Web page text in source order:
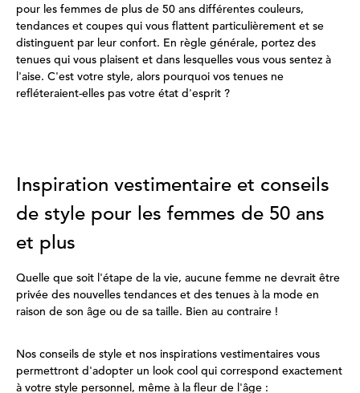
pour les femmes de plus de 50 ans différentes couleurs,
tendances et coupes qui vous flattent particulièrement et se
distinguent par leur confort. En règle générale, portez des
tenues qui vous plaisent et dans lesquelles vous vous sentez à
l'aise. C'est votre style, alors pourquoi vos tenues ne
refléteraient-elles pas votre état d'esprit ?
Inspiration vestimentaire et conseils
de style pour les femmes de 50 ans
et plus
Quelle que soit l'étape de la vie, aucune femme ne devrait être
privée des nouvelles tendances et des tenues à la mode en
raison de son âge ou de sa taille. Bien au contraire !
Nos conseils de style et nos inspirations vestimentaires vous
permettront d'adopter un look cool qui correspond exactement
à votre style personnel, même à la fleur de l'âge :